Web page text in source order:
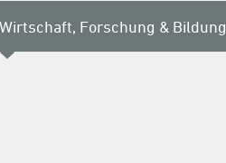
Wirtschaft, Forschung & Bildung